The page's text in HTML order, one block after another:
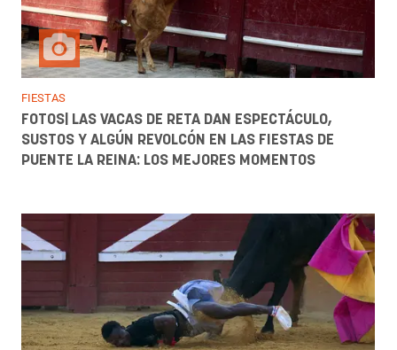
FIESTAS
FOTOS| LAS VACAS DE RETA DAN ESPECTÁCULO,
SUSTOS Y ALGÚN REVOLCÓN EN LAS FIESTAS DE
PUENTE LA REINA: LOS MEJORES MOMENTOS